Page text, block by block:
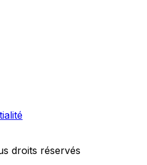
droits réservés